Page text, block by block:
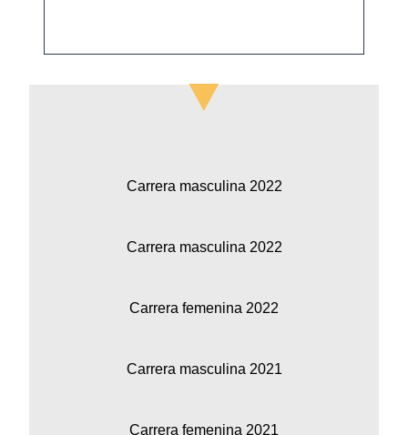
Carrera masculina 2022
Carrera masculina 2022
Carrera femenina 2022
Carrera masculina 2021
Carrera femenina 2021